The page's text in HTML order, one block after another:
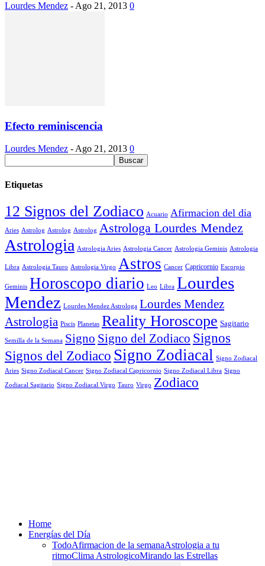
Lourdes Mendez - Ago 21, 2013 0
Efecto reminiscencia
Lourdes Mendez -Ago 21, 2013 0
Etiquetas
12 Signos del Zodiaco Acuario Afirmacion del dia
Aries Astrolog Astrolog Astrolog Astrologa Lourdes Mendez
Astrologia Astrologia Aries Astrologia Cancer Astrologia Geminis Astrologia
Libra Astrologia Tauro Astrologia Virgo Astros Cancer Capricornio Escorpio
Geminis Horoscopo diario Leo Libra Lourdes
Mendez Lourdes Mendez Astrologa Lourdes Mendez
Astrologia Piscis Planetas Reality Horoscope Sagitario
Semilla de la Semana Signo Signo del Zodiaco Signos
Signos del Zodiaco Signo Zodiacal Signo Zodiacal
Aries Signo Zodiacal Cancer Signo Zodiacal Capricornio Signo Zodiacal Libra Signo
Zodiacal Sagitario Signo Zodiacal Virgo Tauro Virgo Zodiaco
Home
Energías del Día
TodoAfirmacion de la semanaAstrologia a tu
ritmoClima AstrologicoMirando las Estrellas